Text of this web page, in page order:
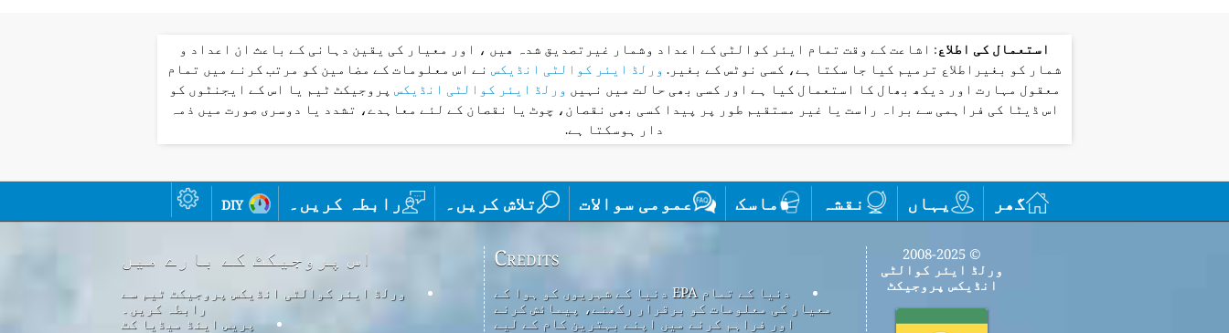
استعمال کی اطلاع: اشاعت کے وقت تمام ایئر کوالٹی کے اعداد وشمار غیرتصدیق شدہ ھیں ، اور معیار کی یقین دہانی کے باعث ان اعداد و
شمار کو بغیراطلاع ترمیم کیا جا سکتا ہے، کسی نوٹس کے بغیر. ورلڈ ایئر کوالٹی انڈیکس نے اس معلومات کے مضامین کو مرتب کرنے میں تمام
معقول مہارت اور دیکھ بھال کا استعمال کیا ہے اور کسی بھی حالت میں نہیں ورلڈ ایئر کوالٹی انڈیکس پروجیکٹ ٹیم یا اس کے ایجنٹوں کو
اس ڈیٹا کی فراہمی سے براہ راست یا غیر مستقیم طور پر پیدا کسی بھی نقصان، چوٹ یا نقصان کے لئے معاہدے، تشدد یا دوسری صورت میں ذمہ
دار ہوسکتا ہے.
گھر یہاں نقشہ ماسک عمومی سوالات تلاش کریں۔ رابطہ کریں۔ diy
اس پروجیکٹ کے بارے میں
ورلڈ ایئر کوالٹی انڈیکس پروجیکٹ ٹیم سے
رابطہ کریں۔
پریس اینڈ میڈیا کٹ
Credits
دنیا کے تمام EPA دنیا کے شہریوں کو ہوا کے
معیار کی معلومات کو برقرار رکھنے، پیمائش کرنے
اور فراہم کرنے میں اپنے بہترین کام کے لیے
© 2008-2025
ورلڈ ایئر کوالٹی
انڈیکس پروجیکٹ